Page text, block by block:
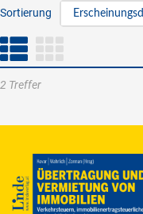
Sortierung
2 Treffer